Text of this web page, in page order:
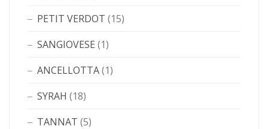
PETIT VERDOT (15)
SANGIOVESE (1)
ANCELLOTTA(1)
SYRAH (18)
TANNAT (5)